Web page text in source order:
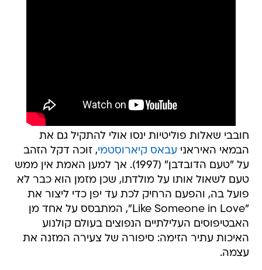
חובבי שאלות פוליטיות ינסו אולי להתקיל גם את
הבמאי האיראני עבאס קיארוסטמי, זוכה דקל הזהב
על "טעם הדובדבן" (1997). אך למען האמת אין ממש
טעם לשאול אותו על מולדתו, שכן מזמן הוא כבר לא
פועל בה, והפעם הרחיק לכת עד יפן כדי ליצור את
"Like Someone in Love", המתבסס על אחד מן
האבטיפוסים העלילתיים הנפוצים בעולם קולנוע
האיכות עתיר הזימה: סיפורה של צעירה המזנה את
עצמה.